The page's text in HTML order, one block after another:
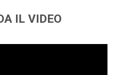
IL VIDEO